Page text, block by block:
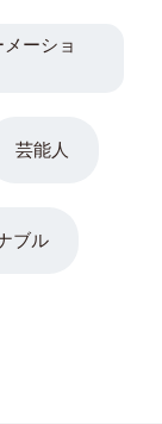
芸能人
ブル
ーショ